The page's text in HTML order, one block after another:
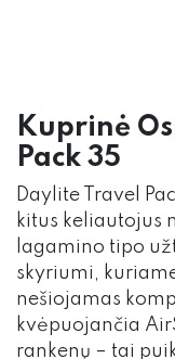
Kuprinė
Pack 35
Daylite Travel
kitus keliautojus
lagamino tipo
skyriumi,
nešiojamas
kvėpuojančia
rankenų – tai